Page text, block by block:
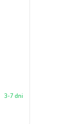
3-7 dni